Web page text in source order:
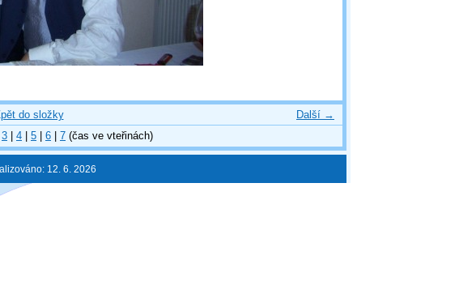
Další →
do složky
3 4 5 6 7 (čas ve vteřinách)
12. 6. 2026